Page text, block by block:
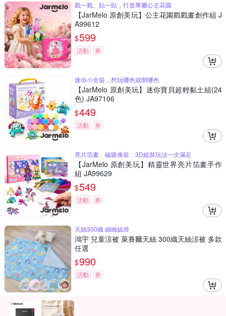
戳一戳、貼一貼，打造專屬公主花園
【JarMelo 原創美玩】公主花園戳戳畫創作組 J
A99612
$599
活動 券
迷你小盒裝，想玩哪色就開哪色
【JarMelo 原創美玩】迷你寶貝超輕黏土組(24
色) JA97106
$449
活動 券
亮片箔畫、磁吸換裝、3D組裝玩法一次滿足
【JarMelo 原創美玩】精靈世界亮片箔畫手作
組 JA99629
$549
活動 券
天絲300織 細緻絲滑
鴻宇 兒童涼被 萊賽爾天絲 300織天絲涼被 多款
任選
$990
活動 券